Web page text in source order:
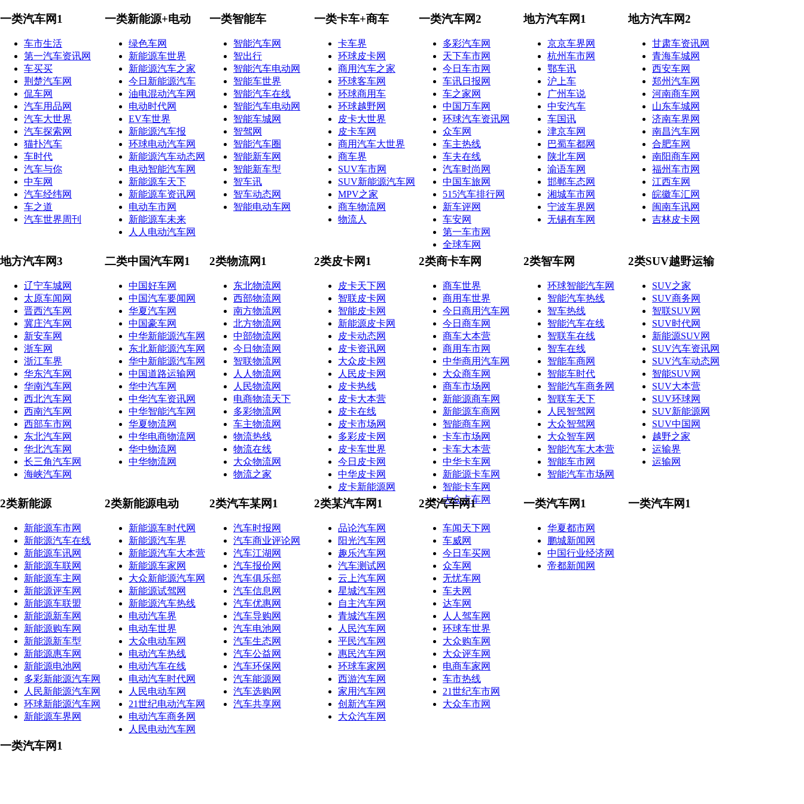
一类汽车网1
车市生活
第一汽车资讯网
车买买
荆楚汽车网
侃车网
汽车用品网
汽车大世界
汽车探索网
猫扑汽车
车时代
汽车与你
中车网
汽车经纬网
车之道
汽车世界周刊
一类新能源+电动
绿色车网
新能源车世界
新能源汽车之家
今日新能源汽车
油电混动汽车网
电动时代网
EV车世界
新能源汽车报
环球电动汽车网
新能源汽车动态网
电动智能汽车网
新能源车天下
新能源车资讯网
电动车市网
新能源车未来
人人电动汽车网
一类智能车
智能汽车网
智出行
智能汽车电动网
智能车世界
智能汽车在线
智能汽车电动网
智能车城网
智驾网
智能汽车圈
智能新车网
智能新车型
智车讯
智车动态网
智能电动车网
一类卡车+商车
卡车界
环球皮卡网
商用汽车之家
环球客车网
环球商用车
环球越野网
皮卡大世界
皮卡车网
商用汽车大世界
商车界
SUV车市网
SUV新能源汽车网
MPV之家
商车物流网
物流人
一类汽车网2
多彩汽车网
天下车市网
今日车市网
车讯日报网
车之家网
中国万车网
环球汽车资讯网
众车网
车主热线
车夫在线
汽车时尚网
中国车旅网
515汽车排行网
新车评网
车安网
第一车市网
全球车网
地方汽车网1
京京车界网
杭州车市网
鄂车讯
沪上车
广州车说
中安汽车
车国讯
津京车网
巴蜀车都网
陕北车网
渝语车网
邯郸车态网
湘城车市网
宁波车界网
无锡有车网
地方汽车网2
甘肃车资讯网
青海车城网
西安车网
郑州汽车网
河南商车网
山东车城网
济南车界网
南昌汽车网
合肥车网
南阳商车网
福州车市网
江西车网
皖徽车汇网
闽南车讯网
吉林皮卡网
地方汽车网3
辽宁车城网
太原车闻网
晋西汽车网
冀庄汽车网
新安车网
浙车网
浙江车界
华东汽车网
华南汽车网
西北汽车网
西南汽车网
西部车市网
东北汽车网
华北汽车网
长三角汽车网
海峡汽车网
二类中国汽车网1
中国好车网
中国汽车要闻网
华夏汽车网
中国豪车网
中华新能源汽车网
东北新能源汽车网
华中新能源汽车网
中国道路运输网
华中汽车网
中华汽车资讯网
中华智能汽车网
华夏物流网
中华电商物流网
华中物流网
中华物流网
2类物流网1
东北物流网
西部物流网
南方物流网
北方物流网
中部物流网
今日物流网
智联物流网
人人物流网
人民物流网
电商物流天下
多彩物流网
车主物流网
物流热线
物流在线
大众物流网
物流之家
2类皮卡网1
皮卡天下网
智联皮卡网
智能皮卡网
新能源皮卡网
皮卡动态网
皮卡资讯网
大众皮卡网
人民皮卡网
皮卡热线
皮卡大本营
皮卡在线
皮卡市场网
多彩皮卡网
皮卡车世界
今日皮卡网
中华皮卡网
皮卡新能源网
2类商卡车网
商车世界
商用车世界
今日商用汽车网
今日商车网
商车大本营
商用车市网
中华商用汽车网
大众商车网
商车市场网
新能源商车网
新能源车商网
智能商车网
卡车市场网
卡车大本营
中华卡车网
新能源卡车网
智能卡车网
大众卡车网
2类智车网
环球智能汽车网
智能汽车热线
智车热线
智能汽车在线
智联车在线
智车在线
智能车商网
智能车时代
智能汽车商务网
智联车天下
人民智驾网
大众智驾网
大众智车网
智能汽车大本营
智能车市网
智能汽车市场网
2类SUV越野运输
SUV之家
SUV商务网
智联SUV网
SUV时代网
新能源SUV网
SUV汽车资讯网
SUV汽车动态网
智能SUV网
SUV大本营
SUV环球网
SUV新能源网
SUV中国网
越野之家
运输界
运输网
2类新能源
新能源车市网
新能源汽车在线
新能源车讯网
新能源车联网
新能源车主网
新能源评车网
新能源车联盟
新能源新车网
新能源购车网
新能源新车型
新能源惠车网
新能源电池网
多彩新能源汽车网
人民新能源汽车网
环球新能源汽车网
新能源车界网
2类新能源电动
新能源车时代网
新能源汽车界
新能源汽车大本营
新能源车家网
大众新能源汽车网
新能源试驾网
新能源汽车热线
电动汽车界
电动车世界
大众电动车网
电动汽车热线
电动汽车在线
电动汽车时代网
人民电动车网
21世纪电动汽车网
电动汽车商务网
人民电动汽车网
2类汽车某网1
汽车时报网
汽车商业评论网
汽车江湖网
汽车报价网
汽车俱乐部
汽车信息网
汽车优惠网
汽车导购网
汽车电池网
汽车生态网
汽车公益网
汽车环保网
汽车能源网
汽车选购网
汽车共享网
2类某汽车网1
品论汽车网
阳光汽车网
趣乐汽车网
汽车测试网
云上汽车网
星城汽车网
自主汽车网
青城汽车网
人民汽车网
平民汽车网
惠民汽车网
环球车家网
西游汽车网
家用汽车网
创新汽车网
大众汽车网
2类汽车网1
车闻天下网
车威网
今日车买网
众车网
无忧车网
车夫网
达车网
人人驾车网
环球车世界
大众购车网
大众评车网
电商车家网
车市热线
21世纪车市网
大众车市网
一类汽车网1
华夏都市网
鹏城新闻网
中国行业经济网
帝都新闻网
一类汽车网1
一类汽车网1